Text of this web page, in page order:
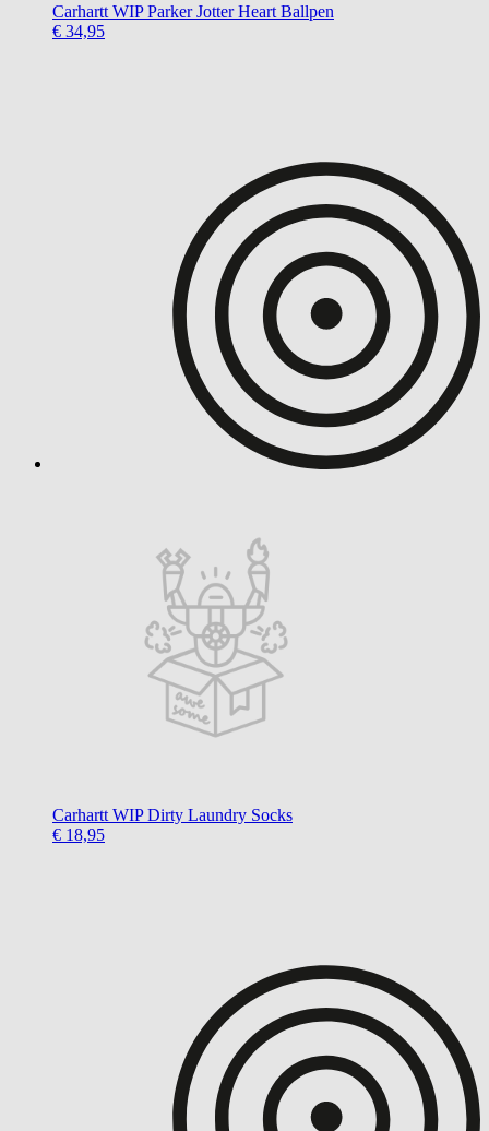
Carhartt WIP Parker Jotter Heart Ballpen
€ 34,95
Carhartt WIP Dirty Laundry Socks
€ 18,95